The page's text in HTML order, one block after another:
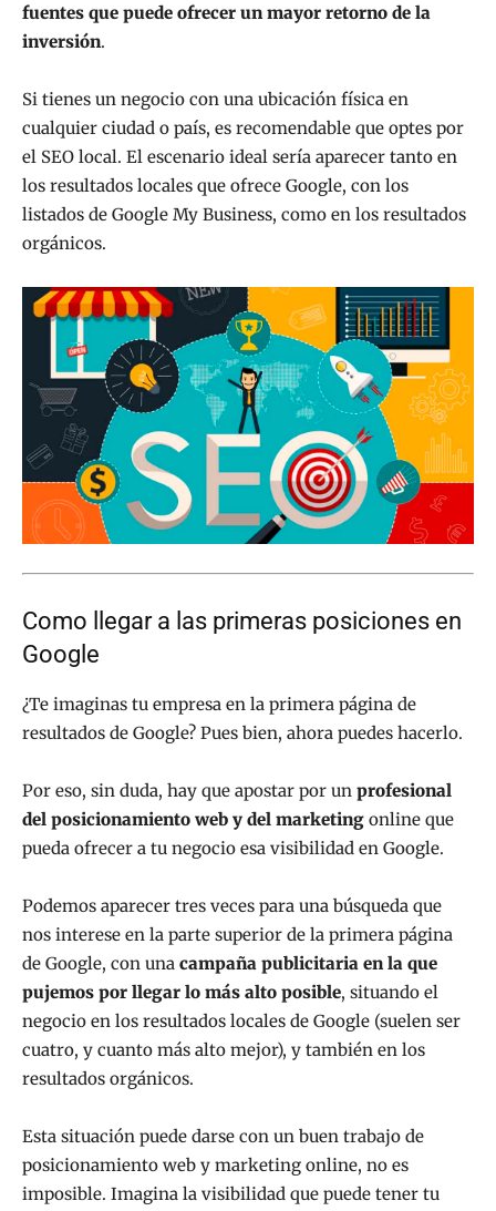
fuentes que puede ofrecer un mayor retorno de la
inversión.
Si tienes un negocio con una ubicación física en
cualquier ciudad o país, es recomendable que optes por
el SEO local. El escenario ideal sería aparecer tanto en
los resultados locales que ofrece Google, con los
listados de Google My Business, como en los resultados
orgánicos.
Como llegar a las primeras posiciones en
Google
¿Te imaginas tu empresa en la primera página de
resultados de Google? Pues bien, ahora puedes hacerlo.
Por eso, sin duda, hay que apostar por un profesional
del posicionamiento web y del marketing online que
pueda ofrecer a tu negocio esa visibilidad en Google.
Podemos aparecer tres veces para una búsqueda que
nos interese en la parte superior de la primera página
de Google, con una campaña publicitaria en la que
pujemos por llegar lo más alto posible, situando el
negocio en los resultados locales de Google (suelen ser
cuatro, y cuanto más alto mejor), y también en los
resultados orgánicos.
Esta situación puede darse con un buen trabajo de
posicionamiento web y marketing online, no es
imposible. Imagina la visibilidad que puede tener tu